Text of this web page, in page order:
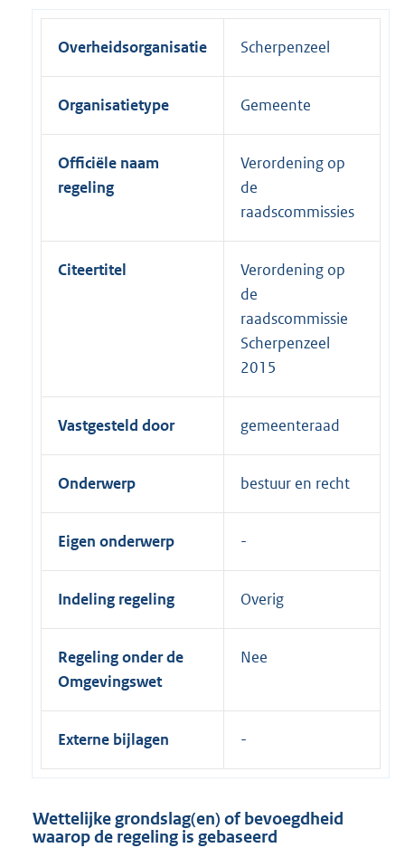
Overheidsorganisatie Scherpenzeel
Organisatietype Gemeente
Officiële naam
regeling
Verordening op
de
raadscommissies
Citeertitel
Verordening op
de
raadscommissie
Scherpenzeel
2015
Vastgesteld door gemeenteraad
Onderwerp bestuur en recht
Eigen onderwerp
Indeling regeling Overig
Regeling onder de
Omgevingswet
Nee
Externe bijlagen
Wettelijke grondslag(en) of bevoegdheid
waarop de regeling is gebaseerd